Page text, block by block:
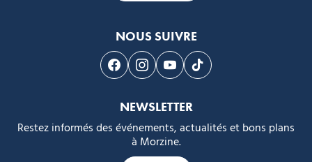
NOUS SUIVRE
Suivez-nous sur Facebook
Suivez-nous sur Instagram
Suivez-nous sur Youtube
Suivez-nous sur
NEWSLETTER
Restez informés des événements, actualités et bons plans
à Morzine.